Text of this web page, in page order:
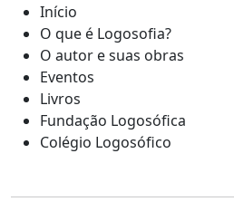
Início
O que é Logosofia?
O autor e suas obras
Eventos
Livros
Fundação Logosófica
Colégio Logosófico